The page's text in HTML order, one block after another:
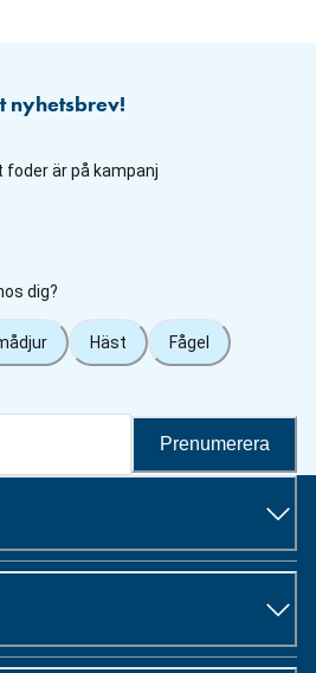
nyhetsbrev!
foder är på kampanj
dig?
Häst Fågel
Prenumerera